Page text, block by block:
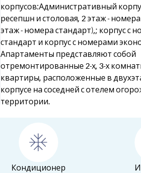
корпусов:Административный
ресепшн и столовая, 2 этаж -
этаж - номера стандарт),; корпус с
стандарт и корпус с номерами
Апартаменты представляют собой
отремонтированные 2-х, 3-х
квартиры, расположенные в
корпусе на соседней с отелем
территории.
Кондиционер